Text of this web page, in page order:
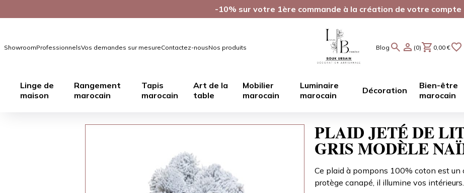
-10% sur votre 1ère commande à la création de votre compte
ShowroomProfessionnelsVos demandes sur mesureContactez-nousNos produits Blog (0) 0,00€
Linge de
maison
Rangement
marocain
Tapis
marocain
Art de la
table
Mobilier
marocain
Luminaire
marocain
Décoration
Bien-être
marocain
PLAID JETÉ DE
GRIS MODÈLE
Ce plaid à pompons 100% coton est un
protège canapé, il illumine vos intérieurs.